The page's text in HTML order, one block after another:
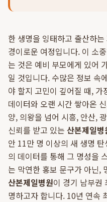
한 생명을 잉태하고 출산하
경이로운 여정입니다. 이 소
는 것은 예비 부모에게 있어
일 것입니다. 수많은 정보 속
야 할지 고민이 깊어질 때,
데이터와 오랜 시간 쌓아온
양, 의왕을 넘어 시흥, 안산,
신뢰를 받고 있는 산본제일병
안 11만 명 이상의 새 생명
의 데이터를 통해 그 명성을
는 막연한 홍보 문구가 아닌,
산본제일병원이 경기 남부권
명하고자 합니다. 10년 연속